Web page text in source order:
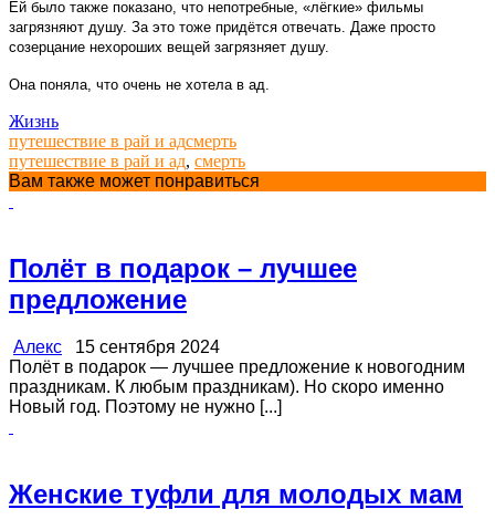
Ей было также показано, что непотребные, «лёгкие» фильмы
загрязняют душу. За это тоже придётся отвечать. Даже просто
созерцание нехороших вещей загрязняет душу.
Она поняла, что очень не хотела в ад.
Жизнь
путешествие в рай и адсмерть
путешествие в рай и ад, смерть
Вам также может понравиться
Полёт в подарок – лучшее
предложение
Алекс 15 сентября 2024
Полёт в подарок — лучшее предложение к новогодним
праздникам. К любым праздникам). Но скоро именно
Новый год. Поэтому не нужно [...]
Женские туфли для молодых мам